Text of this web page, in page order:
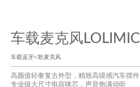
车载麦克风LOLIMIC
车载蓝牙K歌麦克风
高颜值轻奢复古外型，精致高级感汽车摆件
专业级大尺寸电容咪芯，声音饱满动听